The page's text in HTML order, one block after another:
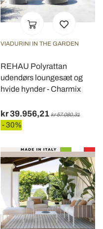
VIADURINI IN THE GARDEN
REHAU Polyrattan
udendørs loungesæt og
hvide hynder - Charmix
kr 39.956,21 kr 57.080,31
- 30%